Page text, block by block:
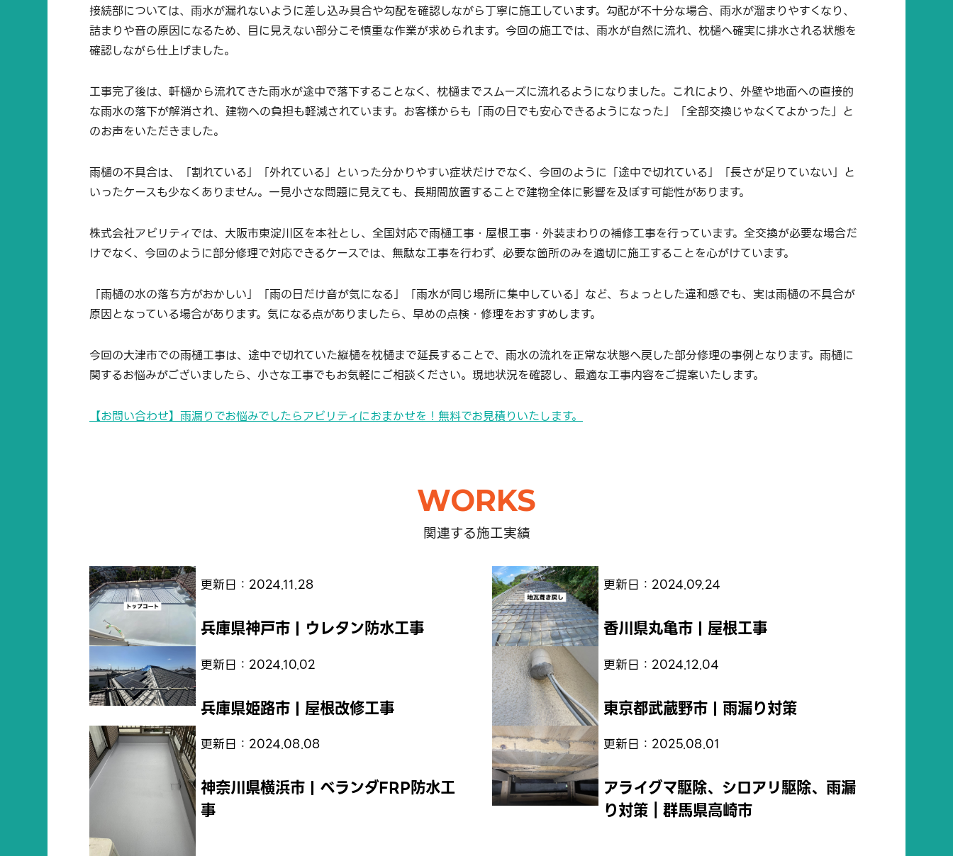
接続部については、雨水が漏れないように差し込み具合や勾配を確認しながら丁寧に施工しています。勾配が不十分な場合、雨水が溜まりやすくなり、
詰まりや音の原因になるため、目に見えない部分こそ慎重な作業が求められます。今回の施工では、雨水が自然に流れ、枕樋へ確実に排水される状態を
確認しながら仕上げました。
工事完了後は、軒樋から流れてきた雨水が途中で落下することなく、枕樋までスムーズに流れるようになりました。これにより、外壁や地面への直接的
な雨水の落下が解消され、建物への負担も軽減されています。お客様からも「雨の日でも安心できるようになった」「全部交換じゃなくてよかった」と
のお声をいただきました。
雨樋の不具合は、「割れている」「外れている」といった分かりやすい症状だけでなく、今回のように「途中で切れている」「長さが足りていない」と
いったケースも少なくありません。一見小さな問題に見えても、長期間放置することで建物全体に影響を及ぼす可能性があります。
株式会社アビリティでは、大阪市東淀川区を本社とし、全国対応で雨樋工事・屋根工事・外装まわりの補修工事を行っています。全交換が必要な場合だ
けでなく、今回のように部分修理で対応できるケースでは、無駄な工事を行わず、必要な箇所のみを適切に施工することを心がけています。
「雨樋の水の落ち方がおかしい」「雨の日だけ音が気になる」「雨水が同じ場所に集中している」など、ちょっとした違和感でも、実は雨樋の不具合が
原因となっている場合があります。気になる点がありましたら、早めの点検・修理をおすすめします。
今回の大津市での雨樋工事は、途中で切れていた縦樋を枕樋まで延長することで、雨水の流れを正常な状態へ戻した部分修理の事例となります。雨樋に
関するお悩みがございましたら、小さな工事でもお気軽にご相談ください。現地状況を確認し、最適な工事内容をご提案いたします。
【お問い合わせ】雨漏りでお悩みでしたらアビリティにおまかせを！無料でお見積りいたします。
WORKS
関連する施工実績
更新日：2024.11.28
兵庫県神戸市 | ウレタン防水工事
更新日：2024.09.24
香川県丸亀市 | 屋根工事
更新日：2024.10.02
兵庫県姫路市 | 屋根改修工事
更新日：2024.12.04
東京都武蔵野市 | 雨漏り対策
更新日：2024.08.08
神奈川県横浜市 | ベランダFRP防水工
事
更新日：2025.08.01
アライグマ駆除、シロアリ駆除、雨漏
り対策｜群馬県高崎市